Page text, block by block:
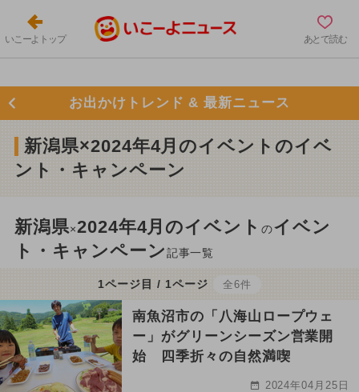
いこーよトップ あとで読む
お出かけトレンド & 最新ニュース
新潟県×2024年4月のイベントのイベ
ント・キャンペーン
新潟県×2024年4月のイベントのイベン
ト・キャンペーン記事一覧
1ページ目 / 1ページ 全6件
南魚沼市の「八海山ロープウェ
ー」がグリーンシーズン営業開
始 四季折々の自然満喫
2024年04月25日